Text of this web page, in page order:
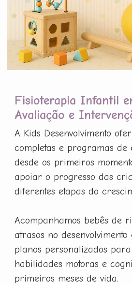
Fisioterapia Infantil
Avaliação e
A Kids Desenvolvimento
completas e programas de
desde os primeiros
apoiar o progresso das
diferentes etapas do
Acompanhamos bebês de
atrasos no
planos personalizados
habilidades motoras e
primeiros meses de vida.